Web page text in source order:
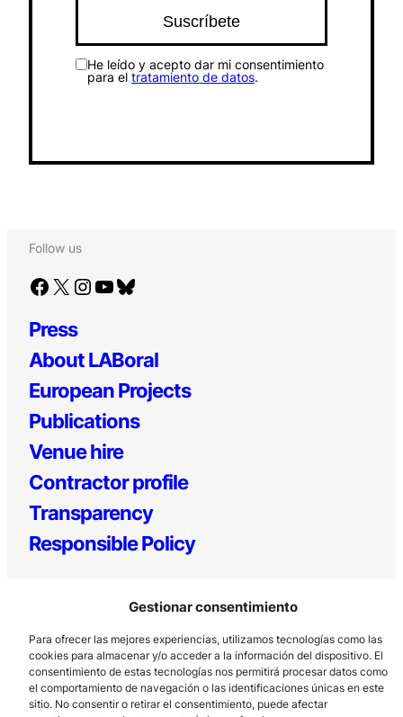
Gestionar consentimiento
Para ofrecer las mejores experiencias, utilizamos tecnologías como las
cookies para almacenar y/o acceder a la información del dispositivo. El
consentimiento de estas tecnologías nos permitirá procesar datos como
el comportamiento de navegación o las identificaciones únicas en este
sitio. No consentir o retirar el consentimiento, puede afectar
He leído y acepto dar mi consentimiento
para el tratamiento de datos.
Follow us
Facebook X Instagram YouTube Bluesky
Press
About LABoral
European Projects
Publications
Venue hire
Contractor profile
Transparency
Responsible Policy
Los Prados, 121 – 33203 Gijón